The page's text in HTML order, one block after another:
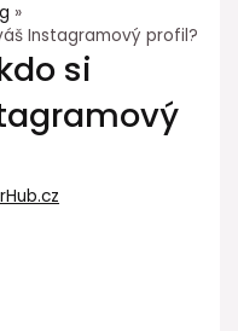
Instagramový profil?
si